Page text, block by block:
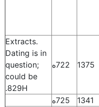
1375 722ه
Extracts.
Dating is in
question;
could be
829H.
1341
725ه